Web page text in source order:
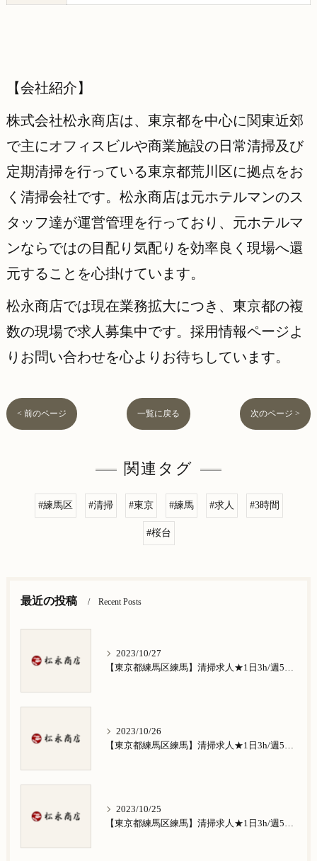
【会社紹介】
株式会社松永商店は、東京都を中心に関東近郊
で主にオフィスビルや商業施設の日常清掃及び
定期清掃を行っている東京都荒川区に拠点をお
く清掃会社です。松永商店は元ホテルマンのス
タッフ達が運営管理を行っており、元ホテルマ
ンならではの目配り気配りを効率良く現場へ還
元することを心掛けています。
松永商店では現在業務拡大につき、東京都の複
数の現場で求人募集中です。採用情報ページよ
りお問い合わせを心よりお待ちしています。
< 前のページ 一覧に戻る 次のページ >
関連タグ
#練馬区 #清掃 #東京 #練馬 #求人 #3時間
#桜台
最近の投稿 Recent Posts
2023/10/27
【東京都練馬区練馬】清掃求人★1日3h/週5日/祝日お休み★谷原在住の方歓迎
2023/10/26
【東京都練馬区練馬】清掃求人★1日3h/週5日/祝日お休み★南田中在住の方歓迎
2023/10/25
【東京都練馬区練馬】清掃求人★1日3h/週5日/祝日お休み★南大泉在住の方歓迎